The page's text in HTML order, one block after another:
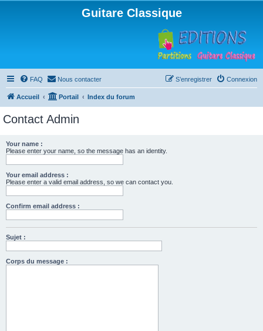
Guitare Classique
FAQ Nous contacter Connexion
S’enregistrer
Accueil Portail Index du forum
Contact Admin
Your name :
Please enter your name, so the message has an identity.
Your email address :
Please enter a valid email address, so we can contact you.
Confirm email address :
Sujet :
Corps du message :